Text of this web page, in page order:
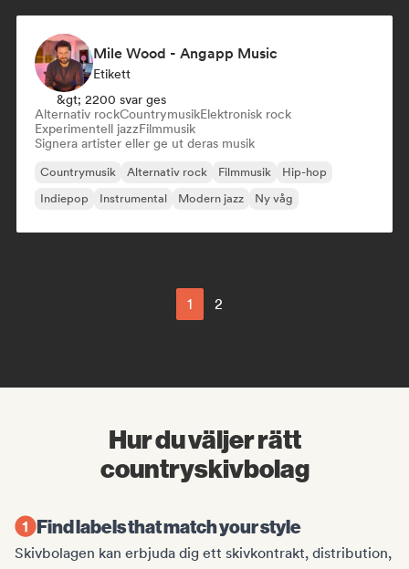
Mile Wood - Angapp Music
Etikett
&gt; 2200 svar ges
Alternativ rockCountrymusikElektronisk rock
Experimentell jazzFilmmusik
Signera artister eller ge ut deras musik
Countrymusik Alternativ rock Filmmusik
Hip-hop
Indiepop
Instrumental Modern jazz Ny våg
1 2
Hur du väljer rätt
countryskivbolag
Find labels that match your style
Skivbolagen kan erbjuda dig ett skivkontrakt, distribution,